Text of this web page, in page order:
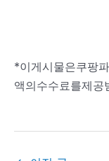
*이게시물은쿠팡
액의수수료를제공
포